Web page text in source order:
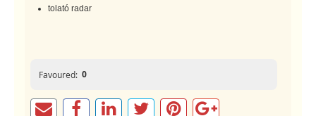
tolató radar
Favoured: 0